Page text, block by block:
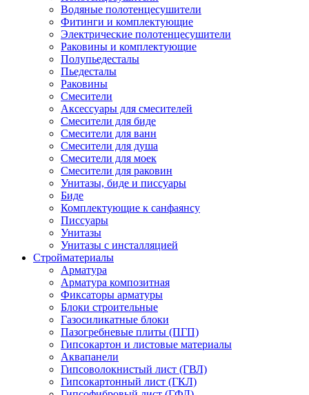
Водяные полотенцесушители
Фитинги и комплектующие
Электрические полотенцесушители
Раковины и комплектующие
Полупьедесталы
Пьедесталы
Раковины
Смесители
Аксессуары для смесителей
Смесители для биде
Смесители для ванн
Смесители для душа
Смесители для моек
Смесители для раковин
Унитазы, биде и писсуары
Биде
Комплектующие к санфаянсу
Писсуары
Унитазы
Унитазы с инсталляцией
Стройматериалы
Арматура
Арматура композитная
Фиксаторы арматуры
Блоки строительные
Газосиликатные блоки
Пазогребневые плиты (ПГП)
Гипсокартон и листовые материалы
Аквапанели
Гипсоволокнистый лист (ГВЛ)
Гипсокартонный лист (ГКЛ)